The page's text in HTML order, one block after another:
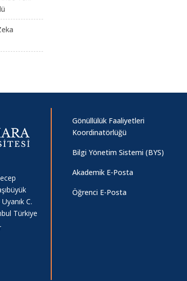
C.
Türkiye
Gönüllülük Faaliyetleri
Koordinatörlüğü
Bilgi Yönetim Sistemi (BYS)
Akademik E-Posta
Öğrenci E-Posta